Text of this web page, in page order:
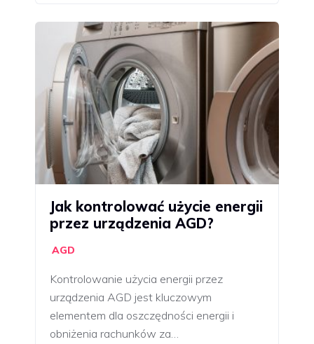
Jak kontrolować użycie energii
przez urządzenia AGD?
AGD
Kontrolowanie użycia energii przez
urządzenia AGD jest kluczowym
elementem dla oszczędności energii i
obniżenia rachunków za…